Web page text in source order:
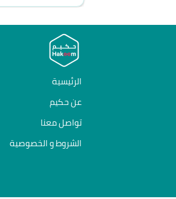
الرئيسية
عن حكيم
تواصل معنا
الشروط و الخصوصية